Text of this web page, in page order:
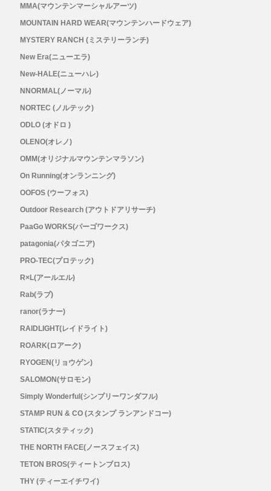
MMA(マウンテンマーシャルアーツ)
MOUNTAIN HARD WEAR(マウンテンハードウェア)
MYSTERY RANCH (ミステリーランチ)
New Era(ニューエラ)
New-HALE(ニューハレ)
NNORMAL(ノーマル)
NORTEC (ノルテック)
ODLO (オドロ )
OLENO(オレノ)
OMM(オリジナルマウンテンマラソン)
On Running(オンランニング)
OOFOS (ウーフォス)
Outdoor Research (アウトドアリサーチ)
PaaGo WORKS(パーゴワークス)
patagonia(パタゴニア)
PRO-TEC(プロテック)
R×L(アールエル)
Rab(ラブ)
ranor(ラナー)
RAIDLIGHT(レイドライト)
ROARK(ロアーク)
RYOGEN(リョウゲン)
SALOMON(サロモン)
Simply Wonderful(シンプリーワンダフル)
STAMP RUN & CO (スタンプ ランアンドコー)
STATIC(スタティック)
THE NORTH FACE(ノースフェイス)
TETON BROS(ティートンブロス)
THY (ティーエイチワイ)